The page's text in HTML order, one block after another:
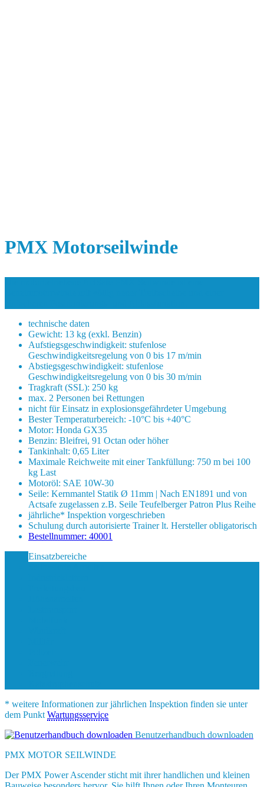
PMX Motorseilwinde
technische daten
Gewicht: 13 kg (exkl. Benzin)
Aufstiegsgeschwindigkeit: stufenlose
Geschwindigkeitsregelung von 0 bis 17 m/min
Abstiegsgeschwindigkeit: stufenlose
Geschwindigkeitsregelung von 0 bis 30 m/min
Tragkraft (SSL): 250 kg
max. 2 Personen bei Rettungen
nicht für Einsatz in explosionsgefährdeter Umgebung
Bester Temperaturbereich: -10°C bis +40°C
Motor: Honda GX35
Benzin: Bleifrei, 91 Octan oder höher
Tankinhalt: 0,65 Liter
Maximale Reichweite mit einer Tankfüllung: 750 m bei 100
kg Last
Motoröl: SAE 10W-30
Seile: Kernmantel Statik Ø 11mm | Nach EN1891 und von
Actsafe zugelassen z.B. Seile Teufelberger Patron Plus Reihe
jährliche* Inspektion vorgeschrieben
Schulung durch autorisierte Trainer lt. Hersteller obligatorisch
Bestellnummer: 40001
Einsatzbereiche
* weitere Informationen zur jährlichen Inspektion finden sie unter
dem Punkt Wartungsservice
Benutzerhandbuch downloaden
PMX MOTOR SEILWINDE
Der PMX Power Ascender sticht mit ihrer handlichen und kleinen